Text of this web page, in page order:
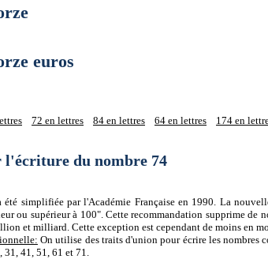
euros
72 en lettres 84 en lettres 64 en lettres 174 en
l'écriture du nombre 74
été simplifiée par l'Académie Française en 1990. La
ou supérieur à 100". Cette recommandation supprime de
et milliard. Cette exception est cependant de moins en
On utilise des traits d'union pour écrire les nombres
31, 41, 51, 61 et 71.